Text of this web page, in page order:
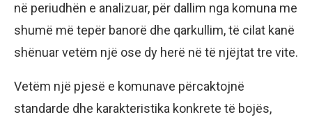
në periudhën e analizuar, për dallim nga komuna me
shumë më tepër banorë dhe qarkullim, të cilat kanë
shënuar vetëm një ose dy herë në të njëjtat tre vite.
Vetëm një pjesë e komunave përcaktojnë
standarde dhe karakteristika konkrete të bojës,